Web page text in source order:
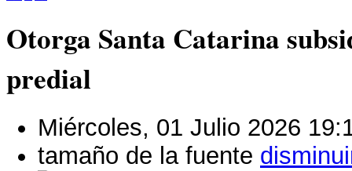
Otorga Santa Catarina
predial
Miércoles, 01 Julio 2026
tamaño de la fuente